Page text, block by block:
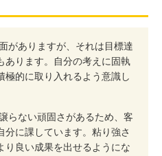
がありますが、それは目標達
あります。自分の考えに固執
極的に取り入れるよう意識し
らない頑固さがあるため、客
に課しています。粘り強さ
り良い成果を出せるようにな